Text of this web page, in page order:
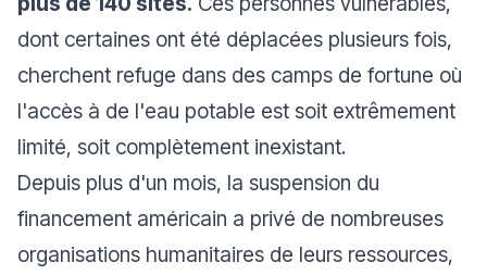
dont certaines ont été déplacées plusieurs fois,
cherchent refuge dans des camps de fortune où
l'accès à de l'eau potable est soit extrêmement
limité, soit complètement inexistant.
Depuis plus d'un mois, la suspension du
financement américain a privé de nombreuses
organisations humanitaires de leurs ressources,